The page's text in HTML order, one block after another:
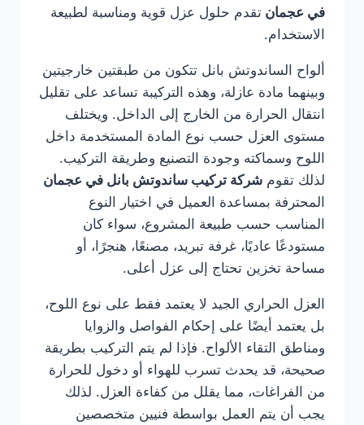
في عجمان تقدم حلول عزل قوية ومناسبة لطبيعة
الاستخدام.
ألواح الساندوتش بانل تتكون من طبقتين خارجيتين
وبينهما مادة عازلة، وهذه التركيبة تساعد على تقليل
انتقال الحرارة من الخارج إلى الداخل. ويختلف
مستوى العزل حسب نوع المادة المستخدمة داخل
اللوح وسماكته وجودة التصنيع وطريقة التركيب.
لذلك تقوم شركة تركيب ساندوتش بانل في عجمان
المحترفة بمساعدة العميل في اختيار النوع
المناسب حسب طبيعة المشروع، سواء كان
مستودعًا عاديًا، غرفة تبريد، مصنعًا، هنجرًا، أو
مساحة تخزين تحتاج إلى عزل أعلى.
العزل الحراري الجيد لا يعتمد فقط على نوع اللوح،
بل يعتمد أيضًا على إحكام الفواصل والزوايا
ومناطق التقاء الألواح. فإذا لم يتم التركيب بطريقة
صحيحة، قد يحدث تسرب للهواء أو دخول للحرارة
من الفراغات، مما يقلل من كفاءة العزل. لذلك
يجب أن يتم العمل بواسطة فنيين متخصصين